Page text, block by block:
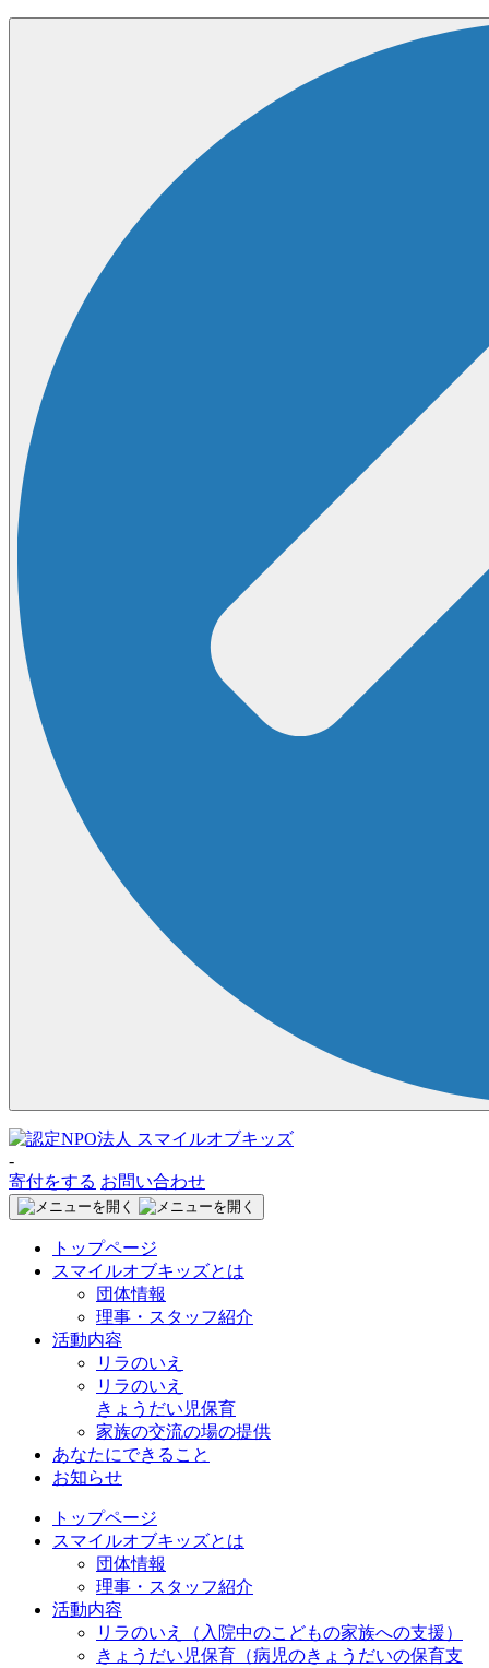
-
寄付をする お問い合わせ
トップページ
スマイルオブキッズとは
団体情報
理事・スタッフ紹介
活動内容
リラのいえ
リラのいえ
きょうだい児保育
家族の交流の場の提供
あなたにできること
お知らせ
トップページ
スマイルオブキッズとは
団体情報
理事・スタッフ紹介
活動内容
リラのいえ
（入院中のこどもの家族への支援）
きょうだい児保育 （病児のきょうだいの保育支